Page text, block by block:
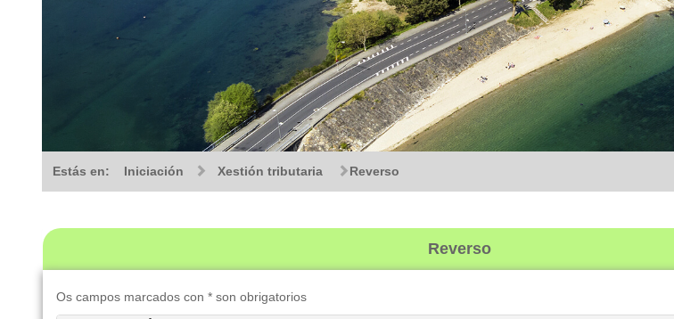
Estás en: Iniciación Xestión tributaria Reverso
Reverso
Os campos marcados con * son obrigatorios